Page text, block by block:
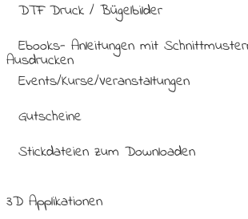
DTF Druck / Bügelbilder
Ebooks- Anleitungen mit
Ausdrucken
Events/Kurse/Veranstaltungen
Gutscheine
Stickdateien zum Downloaden
3D Applikationen